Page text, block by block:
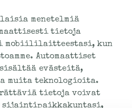
menetelmiä
tietoja
mobiililaitteestasi, kun
Automaattiset
evästeitä,
muita teknologioita.
tietoja voivat
sijaintipaikkakuntasi,